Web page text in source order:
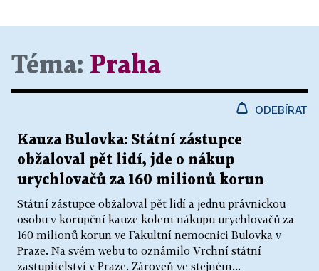
Téma: Praha
ODEBÍRAT
Kauza Bulovka: Státní zástupce
obžaloval pět lidí, jde o nákup
urychlovačů za 160 milionů korun
Státní zástupce obžaloval pět lidí a jednu právnickou
osobu v korupční kauze kolem nákupu urychlovačů za
160 milionů korun ve Fakultní nemocnici Bulovka v
Praze. Na svém webu to oznámilo Vrchní státní
zastupitelství v Praze. Zároveň ve stejném...